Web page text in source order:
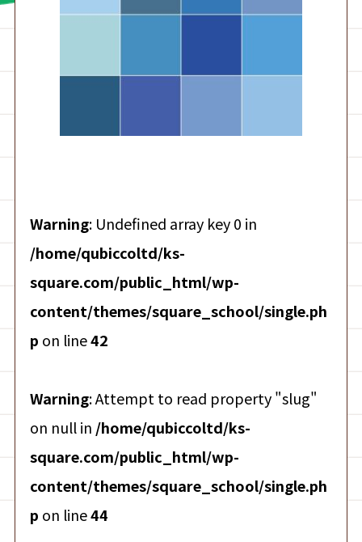
Warning: Undefined array key 0 in
/home/qubiccoltd/ks-
square.com/public_html/wp-
content/themes/square_school/single.ph
p on line42
Warning: Attempt to read property "slug"
on null in /home/qubiccoltd/ks-
square.com/public_html/wp-
content/themes/square_school/single.ph
p on line44